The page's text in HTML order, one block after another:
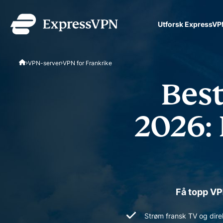
Utforsk
skalering.
VPN-server VPN for Frankrike
2026:
Få topp
Strøm fransk TV og